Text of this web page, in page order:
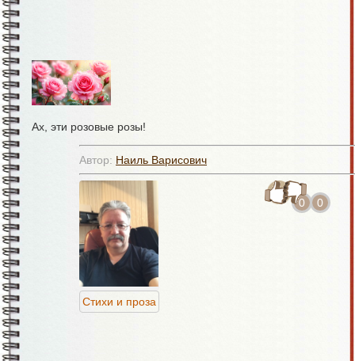
Накинув шубку изо льда.
Как будто смерзшиеся слёзы,
© Наиль Муртазин
Ах, эти розовые розы!
В вас спрятаны любовь и грёзы.
И каплями росы прорвались слёзы.
© Наиль Муртазин
Автор: Наиль Варисович
0 0
Стихи и проза